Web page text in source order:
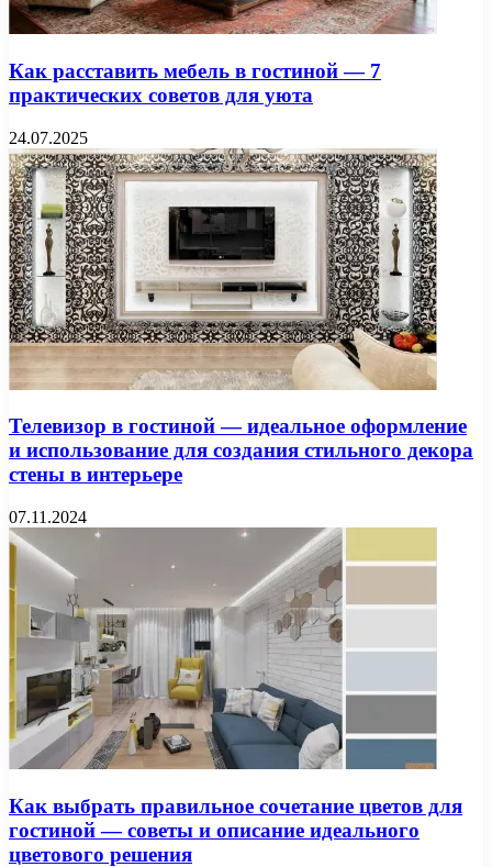
Как расставить мебель в гостиной — 7
практических советов для уюта
24.07.2025
Телевизор в гостиной — идеальное оформление
и использование для создания стильного декора
стены в интерьере
07.11.2024
Как выбрать правильное сочетание цветов для
гостиной — советы и описание идеального
цветового решения